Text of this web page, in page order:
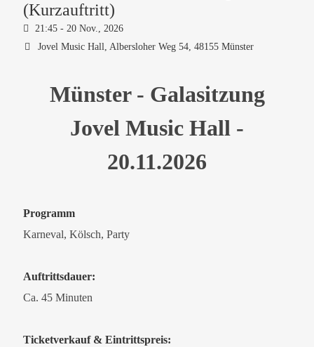
(Kurzauftritt)
21:45 - 20 Nov., 2026
Jovel Music Hall, Albersloher Weg 54, 48155 Münster
Münster - Galasitzung
Jovel Music Hall -
20.11.2026
Programm
Karneval, Kölsch, Party
Auftrittsdauer:
Ca. 45 Minuten
Ticketverkauf & Eintrittspreis: